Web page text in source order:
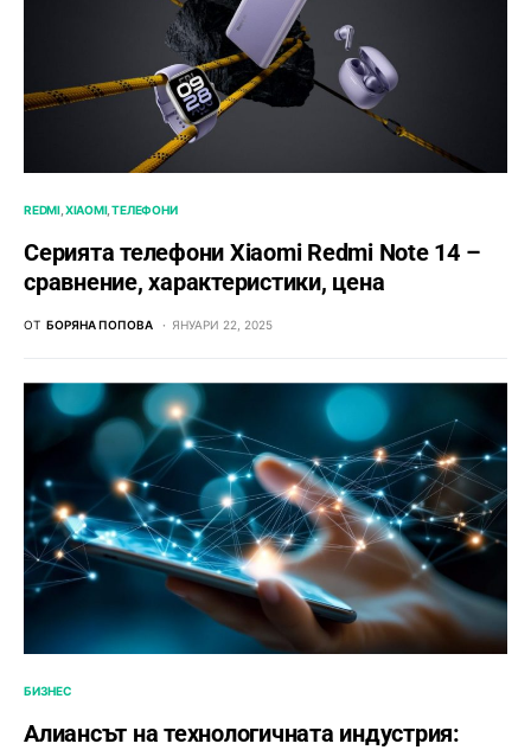
REDMI XIAOMI ТЕЛЕФОНИ
Серията телефони Xiaomi Redmi Note 14 –
сравнение, характеристики, цена
ОТ БОРЯНА ПОПОВА ЯНУАРИ 22, 2025
БИЗНЕС
Алиансът на технологичната индустрия: